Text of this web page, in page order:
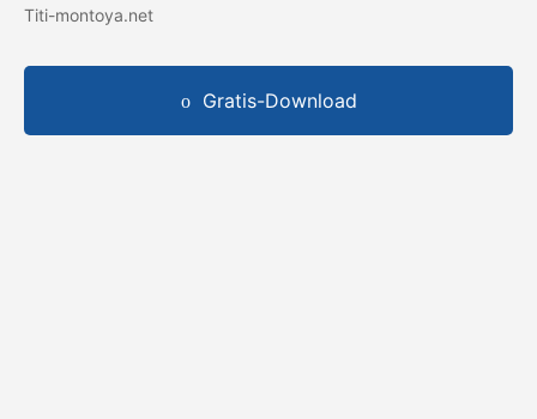
Titi-montoya.net
Gratis-Download